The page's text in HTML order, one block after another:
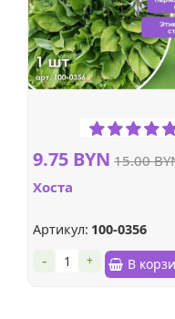
9.75 BYN 15.00
Хоста
Артикул: 100-0356
+
- В